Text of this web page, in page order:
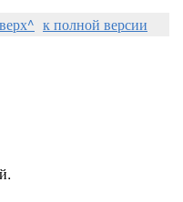
к полной версии